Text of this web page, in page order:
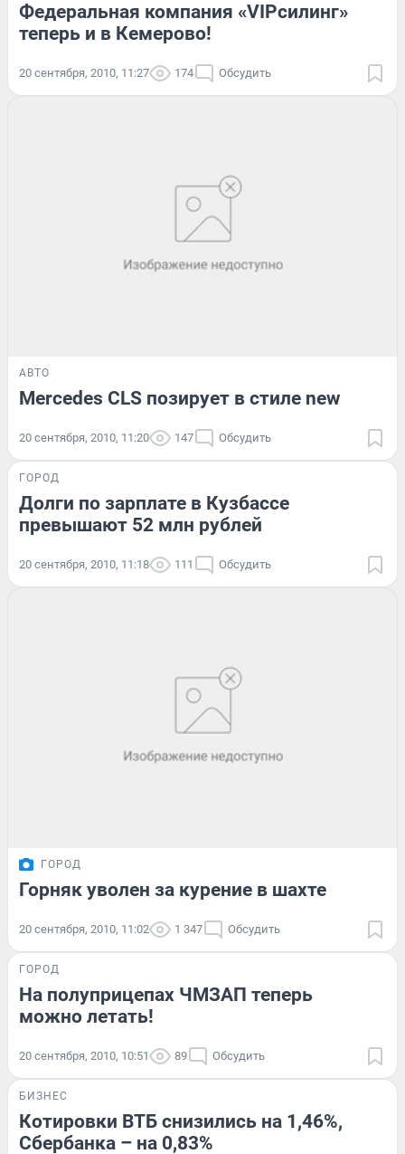
Федеральная компания «VIPсилинг»
теперь и в Кемерово!
20 сентября, 2010, 11:27 174 Обсудить
АВТО
Mercedes CLS позирует в стиле new
20 сентября, 2010, 11:20 147 Обсудить
ГОРОД
Долги по зарплате в Кузбассе
превышают 52 млн рублей
20 сентября, 2010, 11:18 111 Обсудить
ГОРОД
Горняк уволен за курение в шахте
20 сентября, 2010, 11:02 1 347 Обсудить
ГОРОД
На полуприцепах ЧМЗАП теперь
можно летать!
20 сентября, 2010, 10:51 89 Обсудить
БИЗНЕС
Котировки ВТБ снизились на 1,46%,
Сбербанка – на 0,83%